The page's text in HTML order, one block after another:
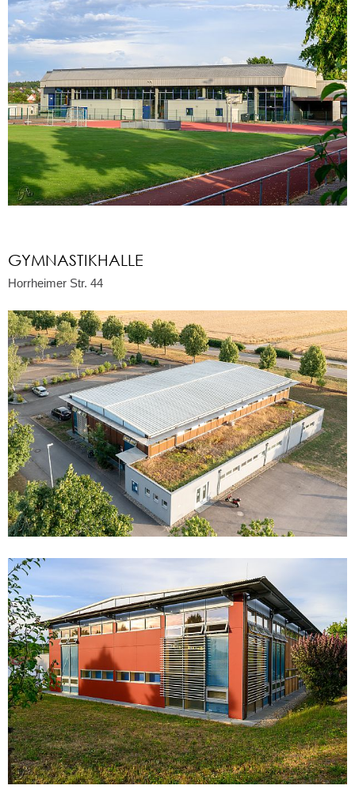
GYMNASTIKHALLE
Horrheimer Str. 44